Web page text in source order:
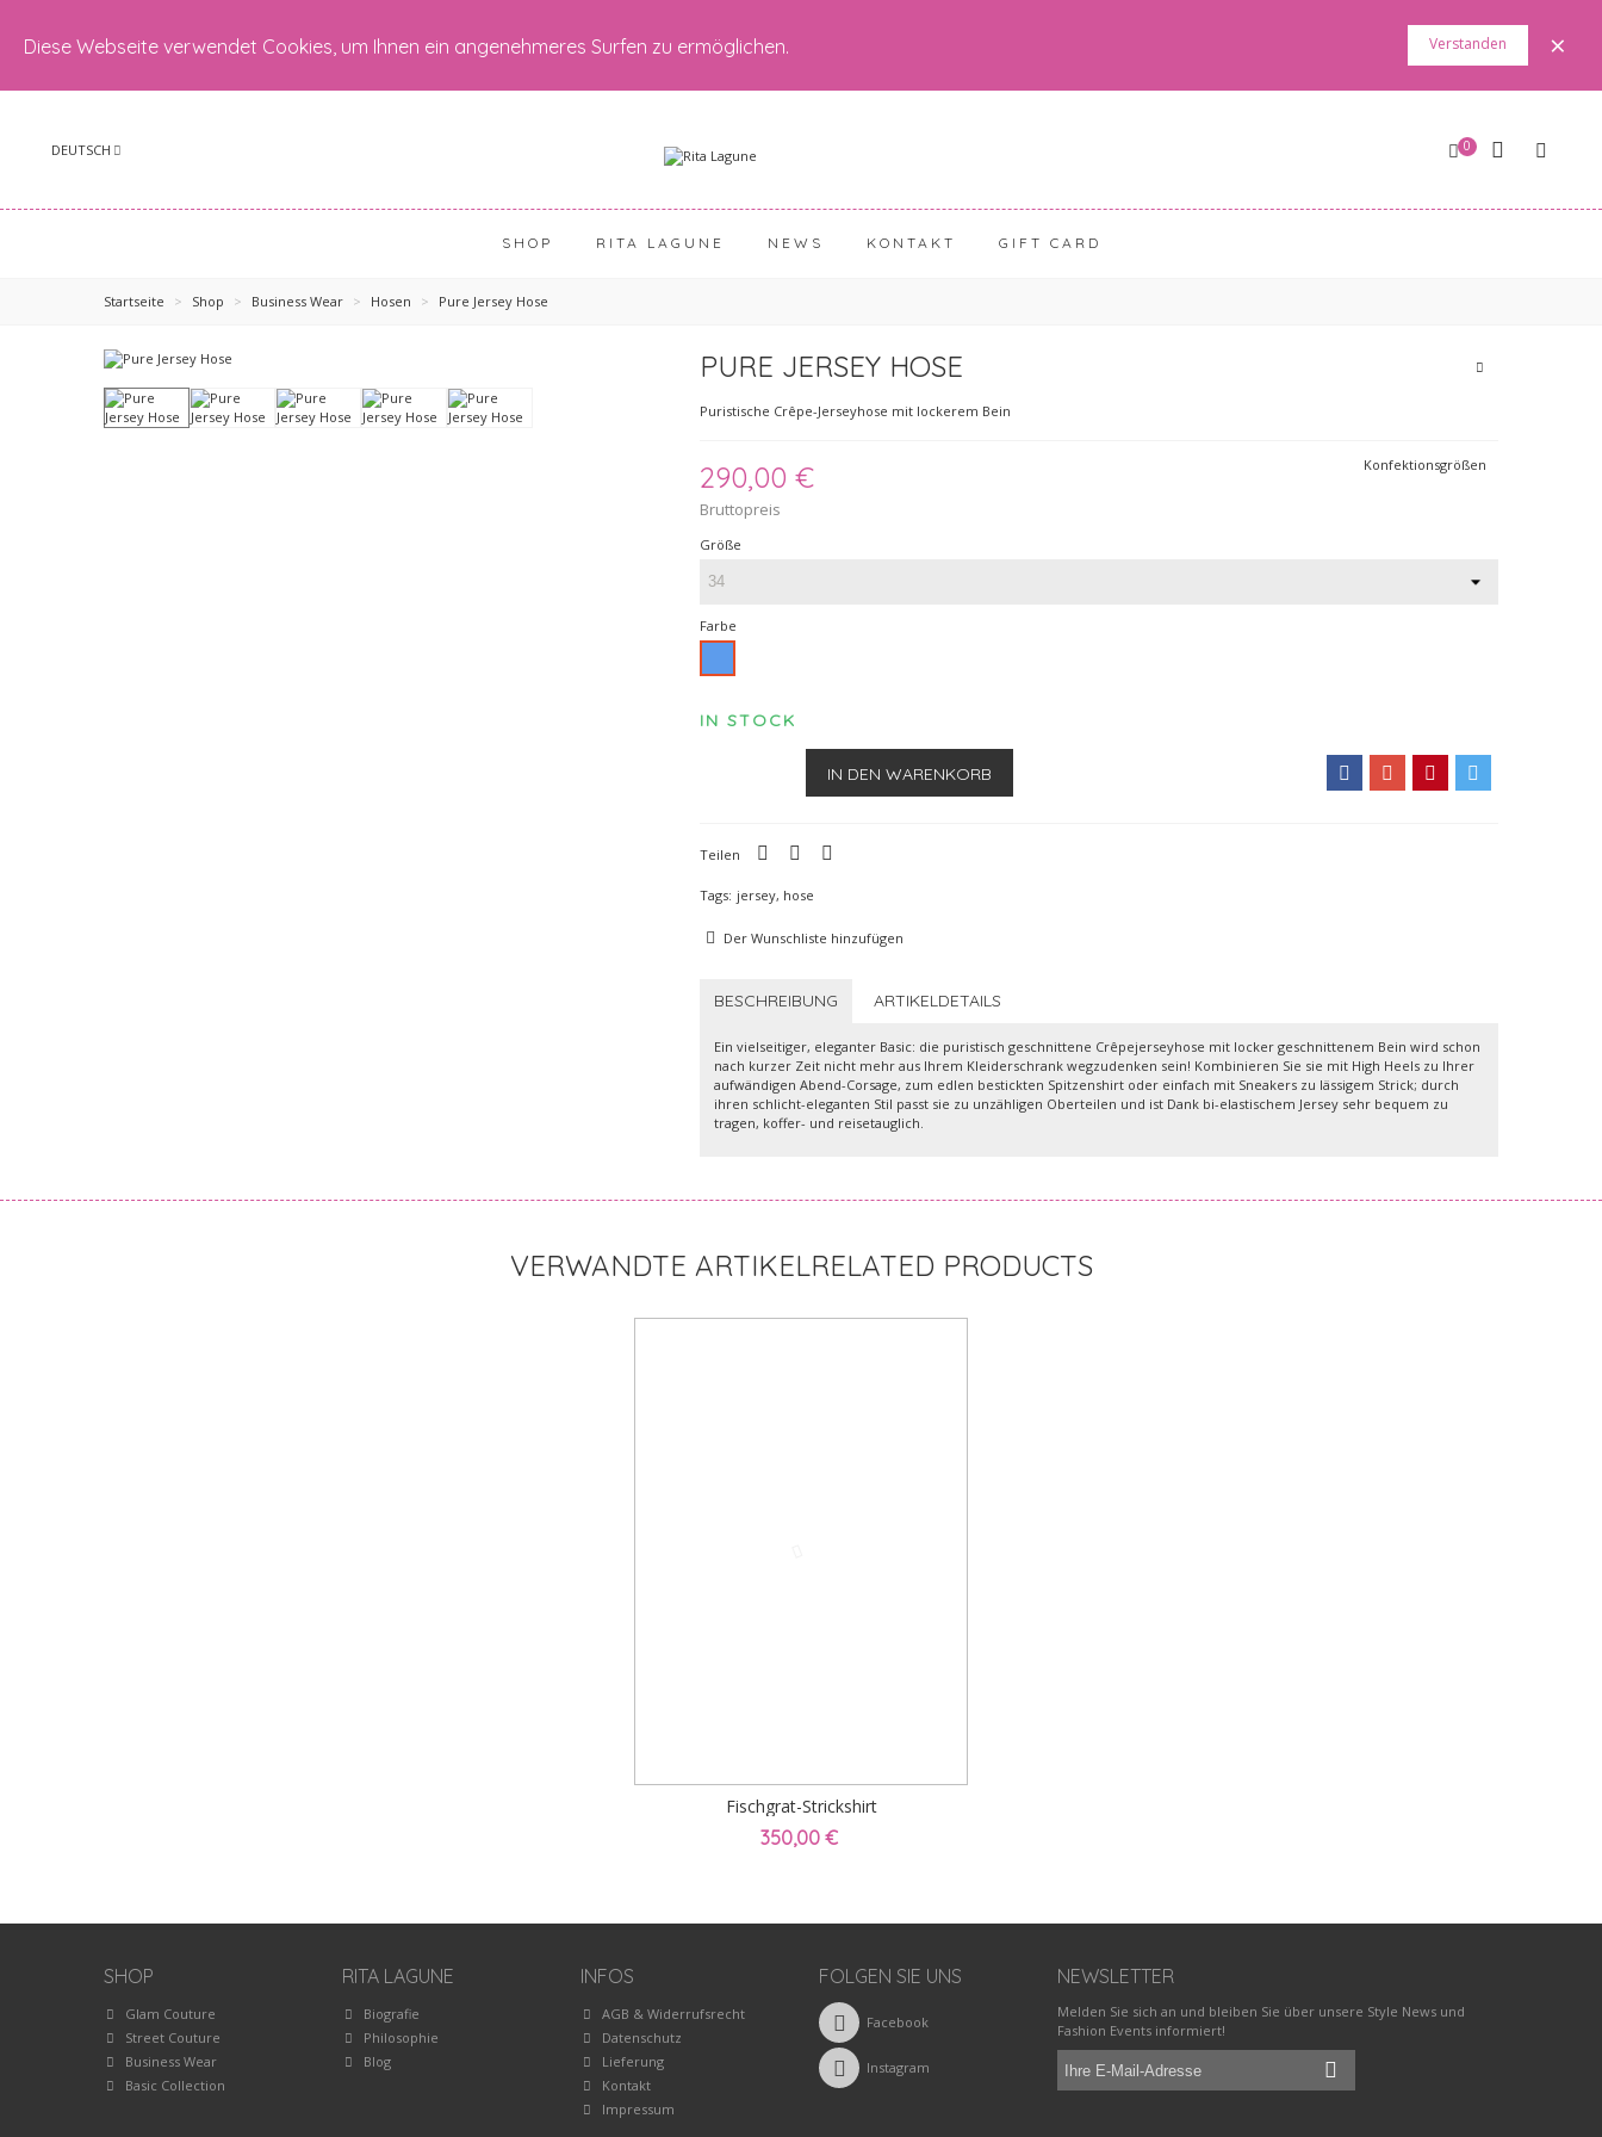
Diese Webseite verwendet Cookies, um Ihnen ein angenehmeres Surfen zu ermöglichen. Verstanden ×
DEUTSCH 0
SHOP RITA LAGUNE NEWS KONTAKT GIFT CARD
Startseite > Shop > Business Wear > Hosen > Pure Jersey Hose
PURE JERSEY HOSE
Puristische Crêpe-Jerseyhose mit lockerem Bein
290,00 €
Bruttopreis
Konfektionsgrößen
Größe
Farbe
IN STOCK
IN DEN WARENKORB
Teilen
Tags: jersey, hose
Der Wunschliste hinzufügen
BESCHREIBUNG ARTIKELDETAILS
Ein vielseitiger, eleganter Basic: die puristisch geschnittene Crêpejerseyhose mit locker geschnittenem Bein wird schon
nach kurzer Zeit nicht mehr aus Ihrem Kleiderschrank wegzudenken sein! Kombinieren Sie sie mit High Heels zu Ihrer
aufwändigen Abend-Corsage, zum edlen bestickten Spitzenshirt oder einfach mit Sneakers zu lässigem Strick; durch
ihren schlicht-eleganten Stil passt sie zu unzähligen Oberteilen und ist Dank bi-elastischem Jersey sehr bequem zu
tragen, koffer- und reisetauglich.
RELATED PRODUCTS
Fischgrat-Strickshirt
350,00 €
SHOP
Glam Couture
Street Couture
Business Wear
Basic Collection
RITA LAGUNE
Biografie
Philosophie
Blog
INFOS
AGB & Widerrufsrecht
Datenschutz
Lieferung
Kontakt
Impressum
FOLGEN SIE UNS
Facebook
Instagram
NEWSLETTER
Melden Sie sich an und bleiben Sie über unsere Style News und
Fashion Events informiert!